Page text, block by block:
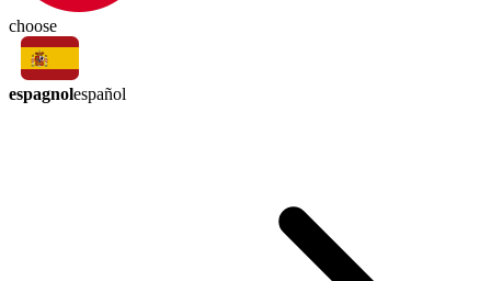
choose
espagnolespañol